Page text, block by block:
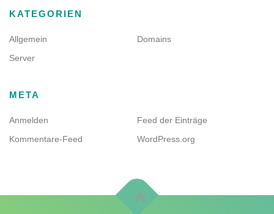
KATEGORIEN
Allgemein
Domains
Server
META
Anmelden
Feed der Einträge
Kommentare-Feed
WordPress.org